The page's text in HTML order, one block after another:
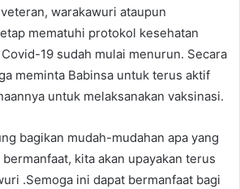
warakawuri ataupun
mematuhi protokol kesehatan
19 sudah mulai menurun. Secara
meminta Babinsa untuk terus aktif
untuk melaksanakan vaksinasi.
bagikan mudah-mudahan apa yang
kita akan upayakan terus
.Semoga ini dapat bermanfaat bagi